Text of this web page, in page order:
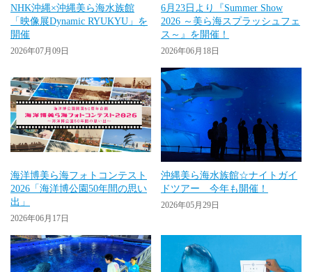
NHK沖縄×沖縄美ら海水族館
「映像展Dynamic RYUKYU」を
開催
2026年07月09日
6月23日より『Summer Show
2026 ～美ら海スプラッシュフェ
ス～』を開催！
2026年06月18日
海洋博美ら海フォトコンテスト
2026「海洋博公園50年間の思い
出」
2026年06月17日
沖縄美ら海水族館☆ナイトガイ
ドツアー 今年も開催！
2026年05月29日